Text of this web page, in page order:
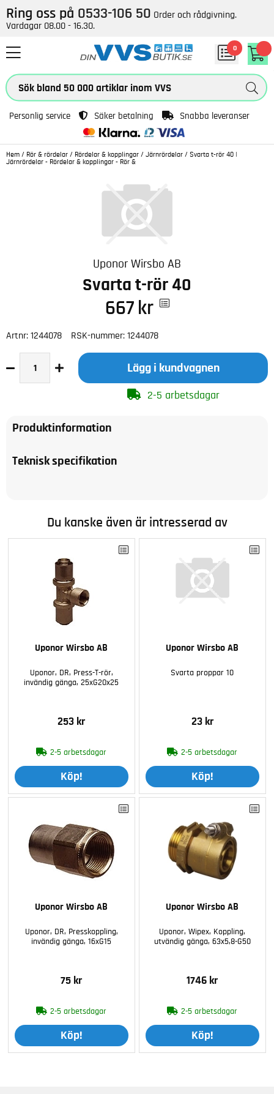
Ring oss på 0533-106 50 Order och rådgivning.
Vardagar 08.00 - 16.30.
0
Personlig service Säker betalning Snabba leveranser
Hem / Rör & rördelar / Rördelar & kopplingar / Järnrördelar / Svarta t-rör 40 |
Järnrördelar - Rördelar & kopplingar - Rör &
Uponor Wirsbo AB
Svarta t-rör 40
667 kr
Artnr: 1244078 RSK-nummer: 1244078
Lägg i kundvagnen
2-5 arbetsdagar
Produktinformation
Teknisk specifikation
Du kanske även är intresserad av
Uponor Wirsbo AB
Uponor, DR, Press-T-rör,
invändig gänga, 25xG20x25
253 kr
2-5 arbetsdagar
Köp!
Uponor Wirsbo AB
Svarta proppar 10
23 kr
2-5 arbetsdagar
Köp!
Uponor Wirsbo AB
Uponor, DR, Presskoppling,
invändig gänga, 16xG15
75 kr
2-5 arbetsdagar
Köp!
Uponor Wirsbo AB
Uponor, Wipex, Koppling,
utvändig gänga, 63x5,8-G50
1746 kr
2-5 arbetsdagar
Köp!